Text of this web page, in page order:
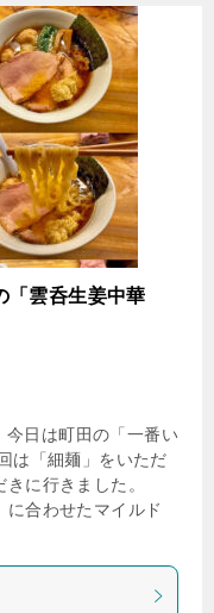
「雲呑生姜中華
日は町田の「一番い
は「細麺」をいただ
に行きました。
に合わせたマイルド